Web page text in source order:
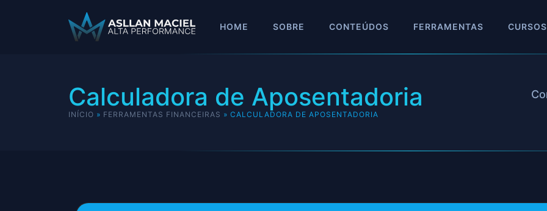
HOME SOBRE CONTEÚDOS FERRAMENTAS CURSOS
Calculadora de Aposentadoria
INÍCIO » FERRAMENTAS FINANCEIRAS » CALCULADORA DE APOSENTADORIA